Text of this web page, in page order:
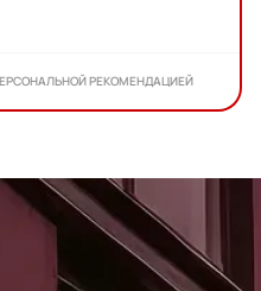
РЕКОМЕНДАЦИЕЙ